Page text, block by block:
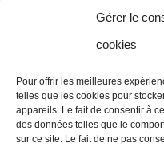
Gérer le
cookies
Pour offrir les meilleures
telles que les cookies pour
appareils. Le fait de consentir à
des données telles que le
sur ce site. Le fait de ne pas
6 +